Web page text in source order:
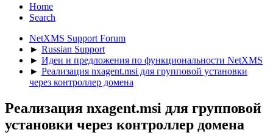
Home
Search
NetXMS Support Forum
► Russian Support
► Идеи и предложения по функциональности NetXMS
► Реализация nxagent.msi для групповой установки
через контроллер домена
Реализация nxagent.msi для групповой
установки через контроллер домена